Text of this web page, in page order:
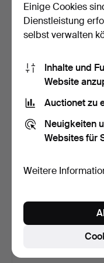
SCHRANK,
Ende des 18. Jahrh…
19 Gebote
383 USD
Einige Cookies
Dienstleistung
selbst verwalten
Inhalte und
Website
Auctionet zu
Neuigkeiten
Websites für
Weitere